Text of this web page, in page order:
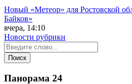
Новый «Метеор» для Ростовской
Байков»
вчера, 14:10
Новости рубрики
Панорама 24